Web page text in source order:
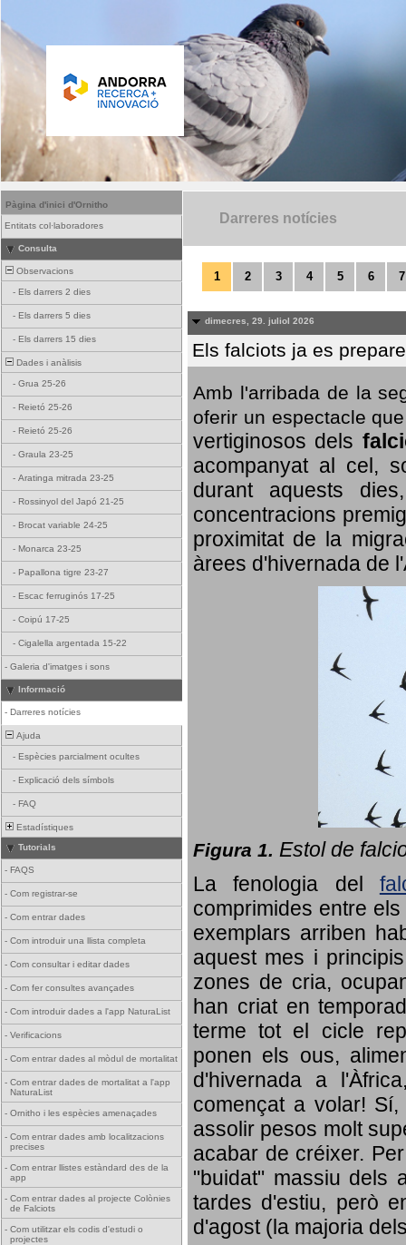
Pàgina d'inici d'Ornitho
Entitats col·laboradores
Consulta
Observacions
- Els darrers 2 dies
- Els darrers 5 dies
- Els darrers 15 dies
Dades i anàlisis
- Grua 25-26
- Reietó 25-26
- Reietó 25-26
- Graula 23-25
- Aratinga mitrada 23-25
- Rossinyol del Japó 21-25
- Brocat variable 24-25
- Monarca 23-25
- Papallona tigre 23-27
- Escac ferruginós 17-25
- Coipú 17-25
- Cigalella argentada 15-22
- Galeria d'imatges i sons
Informació
- Darreres notícies
Ajuda
- Espècies parcialment ocultes
- Explicació dels símbols
- FAQ
Estadístiques
Tutorials
- FAQS
- Com registrar-se
- Com entrar dades
- Com introduir una llista completa
- Com consultar i editar dades
- Com fer consultes avançades
- Com introduir dades a l'app NaturaList
- Verificacions
- Com entrar dades al mòdul de mortalitat
- Com entrar dades de mortalitat a l'app
NaturaList
- Ornitho i les espècies amenaçades
- Com entrar dades amb localitzacions
precises
- Com entrar llistes estàndard des de la
app
- Com entrar dades al projecte Colònies
de Falciots
- Com utilitzar els codis d'estudi o
projectes
Darreres notícies
1 2 3 4 5 6 7
dimecres, 29. juliol 2026
Els falciots ja es
Amb l'arribada de la
oferir un espectacle
vertiginosos dels
acompanyat al cel,
durant aquests
concentracions
proximitat de la
àrees d'hivernada de
Figura 1. Estol de
La fenologia del
comprimides entre
exemplars arriben
aquest mes i
zones de cria,
han criat en
terme tot el cicle
ponen els ous,
d'hivernada a
començat a volar!
assolir pesos molt
acabar de créixer.
"buidat" massiu dels
tardes d'estiu, però
d'agost (la majoria